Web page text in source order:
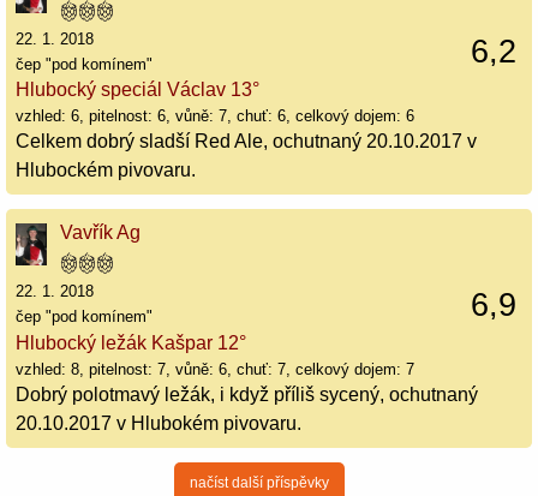
6,2
22. 1. 2018
čep "pod komínem"
Hlubocký speciál Václav 13°
vzhled: 6, pitelnost: 6, vůně: 7, chuť: 6, celkový dojem: 6
Celkem dobrý sladší Red Ale, ochutnaný 20.10.2017 v
Hlubockém pivovaru.
Vavřík Ag
6,9
22. 1. 2018
čep "pod komínem"
Hlubocký ležák Kašpar 12°
vzhled: 8, pitelnost: 7, vůně: 6, chuť: 7, celkový dojem: 7
Dobrý polotmavý ležák, i když příliš sycený, ochutnaný
20.10.2017 v Hlubokém pivovaru.
načíst další příspěvky